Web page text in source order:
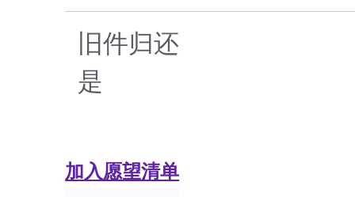
旧件归还
是
加入愿望清单